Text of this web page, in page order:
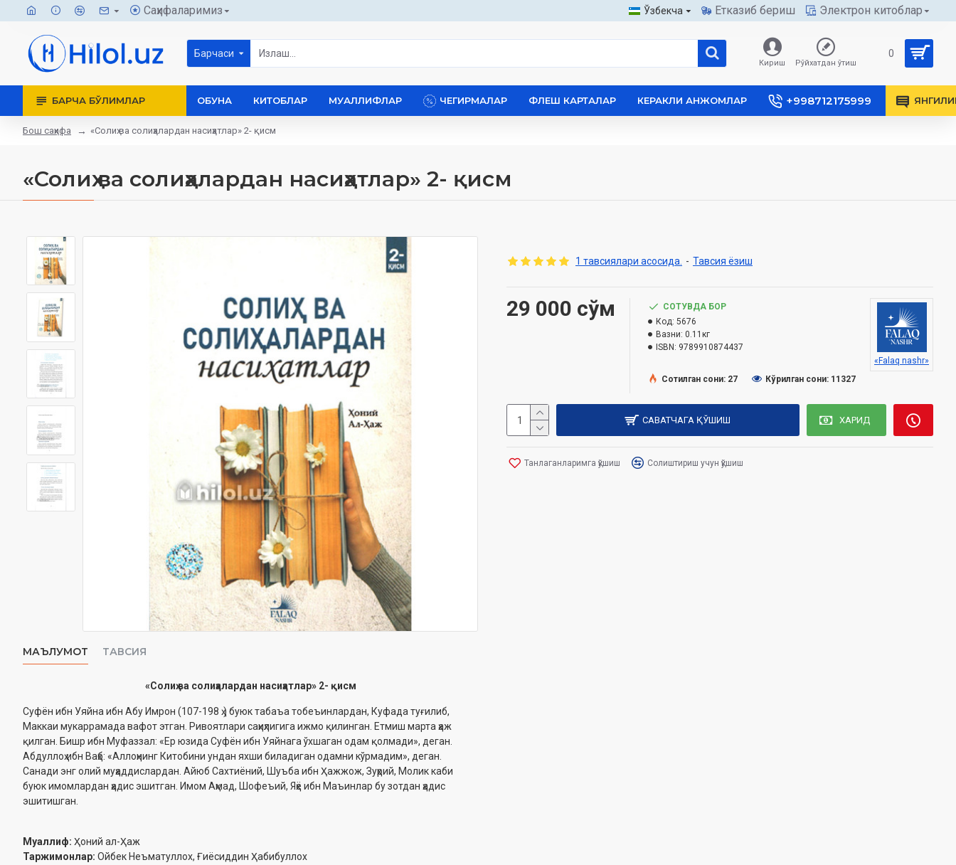
Саҳифаларимиз Ўзбекча Етказиб бериш Электрон китоблар
Барчаси
Кириш Рўйхатдан ўтиш
0
БАРЧА БЎЛИМЛАР ОБУНА КИТОБЛАР МУАЛЛИФЛАР ЧЕГИРМАЛАР ФЛЕШ КАРТАЛАР КЕРАКЛИ АНЖОМЛАР +998712175999
Бош саҳифа «Солиҳ ва солиҳалардан насиҳатлар» 2- қисм
«Солиҳ ва солиҳалардан насиҳатлар» 2- қисм
МАЪЛУМОТ ТАВСИЯ
«Солиҳ ва солиҳалардан насиҳатлар» 2- қисм
Суфён ибн Уяйна ибн Абу Имрон (107-198 ҳ.) буюк табаъа тобеъинлардан, Куфада туғилиб,
Маккаи мукаррамада вафот этган. Ривоятлари саҳиҳлигига ижмо қилинган. Етмиш марта ҳаж
қилган. Бишр ибн Муфаззал: «Ер юзида Суфён ибн Уяйнага ўхшаган одам қолмади», деган.
Абдуллоҳ ибн Ваҳб: «Аллоҳнинг Китобини ундан яхши биладиган одамни кўрмадим», деган.
Санади энг олий муҳаддислардан. Айюб Сахтиёний, Шуъба ибн Ҳажжож, Зуҳрий, Молик каби
буюк имомлардан ҳадис эшитган. Имом Аҳмад, Шофеъий, Яҳё ибн Маъинлар бу зотдан ҳадис
эшитишган.
Муаллиф: Ҳоний ал-Ҳаж
Таржимонлар: Ойбек Неъматуллох, Ғиёсиддин Ҳабибуллох
1 тавсиялари асосида. - Тавсия ёзиш
29 000 сўм
СОТУВДА БОР
Код: 5676
Вазни: 0.11кг
ISBN: 9789910874437
«Falaq nashr»
Сотилган сони: 27
Кўрилган сони: 11327
САВАТЧАГА ҚЎШИШ ХАРИД
Танлаганларимга қўшиш Солиштириш учун қўшиш